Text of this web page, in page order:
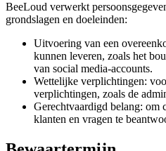
BeeLoud verwerkt
grondslagen en doeleinden:
Uitvoering van een
kunnen leveren, zoals het
van social media-accounts.
Wettelijke verplichtingen:
verplichtingen, zoals de
Gerechtvaardigd belang: om
klanten en vragen te